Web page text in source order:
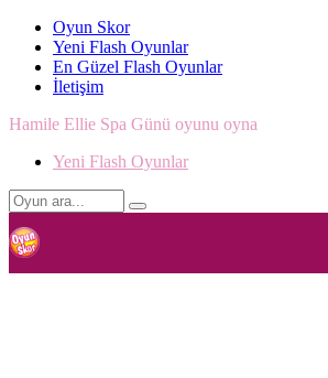
Oyun Skor
Yeni Flash Oyunlar
En Güzel Flash Oyunlar
İletişim
Hamile Ellie Spa Günü oyunu oyna
Yeni Flash Oyunlar